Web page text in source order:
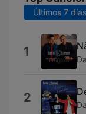
Últimos 7 días
1
2